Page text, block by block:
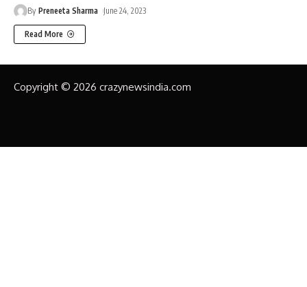
By Preneeta Sharma June 24, 2023
Read More
Copyright © 2026 crazynewsindia.com